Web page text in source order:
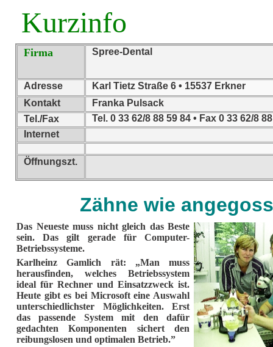
Kurzinfo
Firma Spree-Dental
Adresse
Karl Tietz Straße 6 • 15537 Erkner
Kontakt
Franka Pulsack
Tel./Fax
Tel. 0 33 62/8 88 59 84 • Fax 0 33 62/8
Internet
Öffnungszt.
Zähne wie
Das Neueste muss nicht gleich das Beste
sein. Das gilt gerade für Computer-
Betriebssysteme.
Karlheinz Gamlich rät: „Man muss
herausfinden, welches Betriebssystem
ideal für Rechner und Einsatzzweck ist.
Heute gibt es bei Microsoft eine Auswahl
unterschiedlichster Möglichkeiten. Erst
das passende System mit den dafür
gedachten Komponenten sichert den
reibungslosen und optimalen Betrieb.”